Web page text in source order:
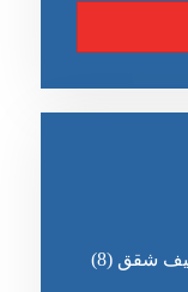
شقق (8)